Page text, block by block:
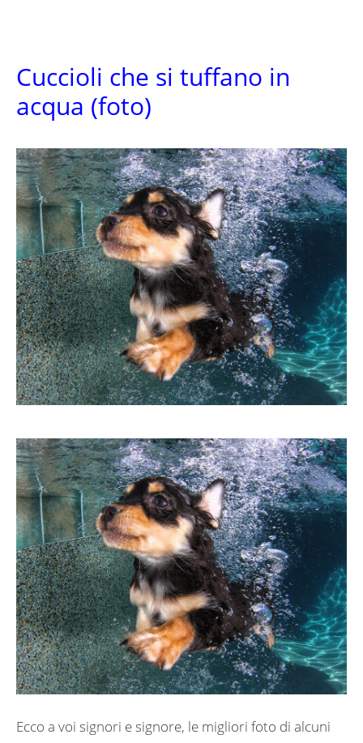
Cuccioli che si tuffano in
acqua (foto)
Ecco a voi signori e signore, le migliori foto di alcuni